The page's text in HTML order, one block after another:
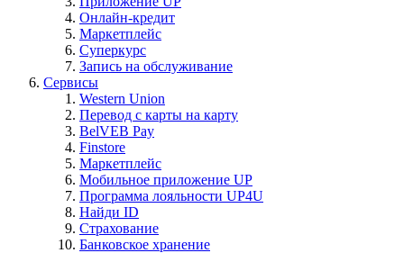
Онлайн-кредит
Маркетплейс
Суперкурс
Запись на обслуживание
Сервисы
Western Union
Перевод с карты на карту
BelVEB Pay
Finstore
Маркетплейс
Мобильное приложение UP
Программа лояльности UP4U
Найди ID
Страхование
Банковское хранение